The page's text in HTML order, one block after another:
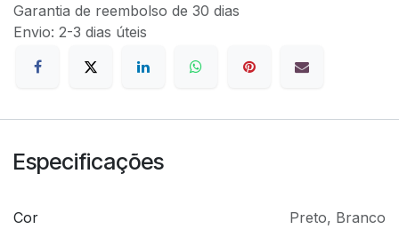
Garantia de reembolso de 30 dias
Envio: 2-3 dias úteis
Especificações
Cor Preto, Branco